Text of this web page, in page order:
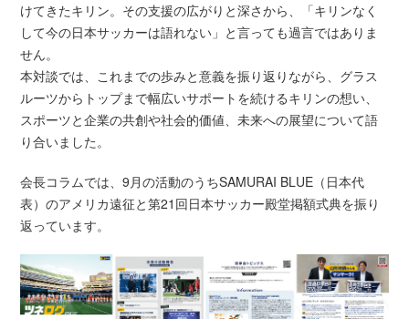
けてきたキリン。その支援の広がりと深さから、「キリンなく
して今の日本サッカーは語れない」と言っても過言ではありま
せん。
本対談では、これまでの歩みと意義を振り返りながら、グラス
ルーツからトップまで幅広いサポートを続けるキリンの想い、
スポーツと企業の共創や社会的価値、未来への展望について語
り合いました。
会長コラムでは、9月の活動のうちSAMURAI BLUE（日本代
表）のアメリカ遠征と第21回日本サッカー殿堂掲額式典を振り
返っています。